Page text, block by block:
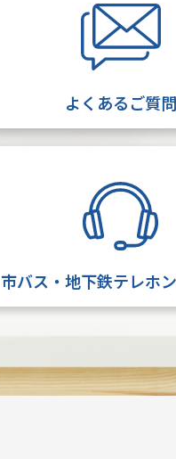
よくあるご質問
市バス・地下鉄テレホ